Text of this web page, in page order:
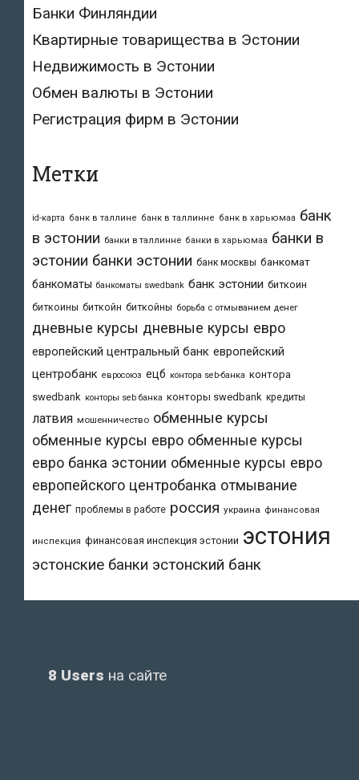
Банки Финляндии
Квартирные товарищества в Эстонии
Недвижимость в Эстонии
Обмен валюты в Эстонии
Регистрация фирм в Эстонии
Метки
id-карта банк в таллине банк в таллинне банк в харьюмаа банк
в эстонии банки в таллинне банки в харьюмаа банки в
эстонии банки эстонии банк москвы банкомат
банкоматы банкоматы swedbank банк эстонии биткоин
биткоины биткойн биткойны борьба с отмыванием денег
дневные курсы дневные курсы евро
европейский центральный банк европейский
центробанк евросоюз ецб контора seb-банка контора
swedbank конторы seb банка конторы swedbank кредиты
латвия мошенничество обменные курсы
обменные курсы евро обменные курсы
евро банка эстонии обменные курсы евро
европейского центробанка отмывание
денег проблемы в работе россия украина финансовая
инспекция финансовая инспекция эстонии эстония
эстонские банки эстонский банк
8 Users на сайте